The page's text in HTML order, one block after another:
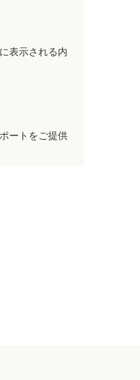
表示される内
ートをご提供